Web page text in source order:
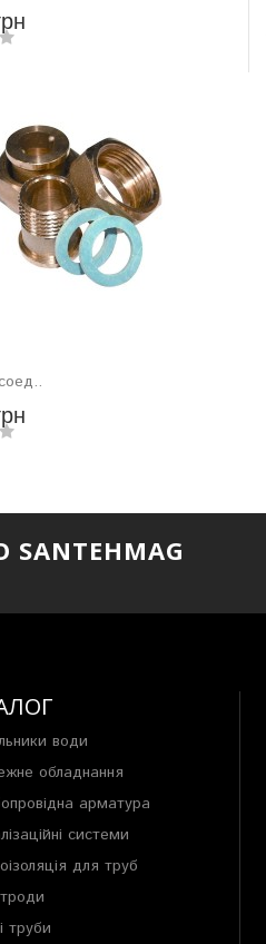
води
обладнання
арматура
системи
для труб
труби